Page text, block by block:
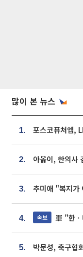
많이 본 뉴스
1.
2.
3.
4. 속보 軍 "한ㆍ미
5.